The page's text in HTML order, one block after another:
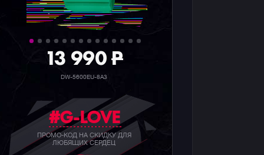
39 990P
GW-B5600BC-1B
#G-LOVE
ПРОМО-КОД НА СКИДКУ ДЛЯ
ЛЮБЯЩИХ СЕРДЕЦ